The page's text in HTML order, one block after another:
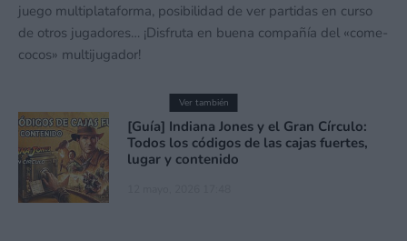
juego multiplataforma, posibilidad de ver partidas en curso
de otros jugadores… ¡Disfruta en buena compañía del «come-
cocos» multijugador!
Ver también
[Guía] Indiana Jones y el Gran Círculo:
Todos los códigos de las cajas fuertes,
lugar y contenido